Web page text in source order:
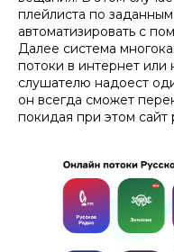
плейлиста по
автоматизировать с
Далее система
потоки в интернет или
слушателю надоест
он всегда сможет
покидая при этом сайт